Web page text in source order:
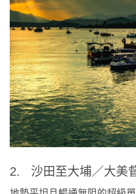
2. 沙田至大埔／大美